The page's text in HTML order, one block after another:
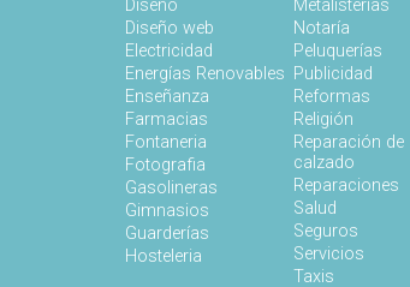
Diseño
Diseño web
Electricidad
Energías Renovables
Enseñanza
Farmacias
Fontaneria
Fotografia
Gasolineras
Gimnasios
Guarderías
Hosteleria
Metalisterías
Notaría
Peluquerías
Publicidad
Reformas
Religión
Reparación de
calzado
Reparaciones
Salud
Seguros
Servicios
Taxis